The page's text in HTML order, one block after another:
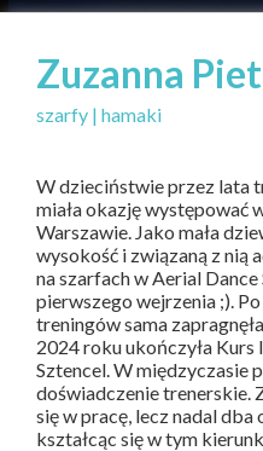
Zuzanna
szarfy | hamaki
W dzieciństwie przez lata
miała okazję występować
Warszawie. Jako mała
wysokość i związaną z nią
na szarfach w Aerial Dance
pierwszego wejrzenia ;).
treningów sama
2024 roku ukończyła
Sztencel. W międzyczasie
doświadczenie trenerskie.
się w pracę, lecz nadal dba
kształcąc się w tym